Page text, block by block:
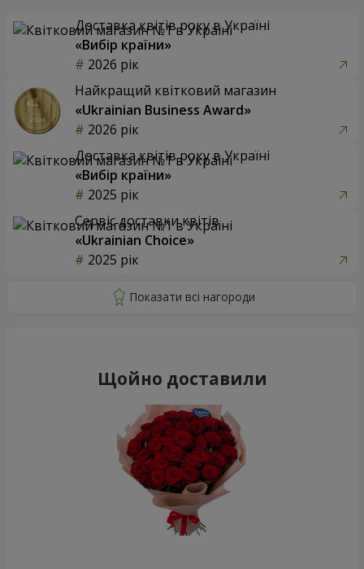
Доставка квітів року в Україні
«Вибір країни»
2026 рік
Найкращий квітковий магазин
«Ukrainian Business Award»
2026 рік
Доставка квітів року в Україні
«Вибір країни»
2025 рік
Сервіс доставки квітів
«Ukrainian Choice»
2025 рік
Щойно доставили